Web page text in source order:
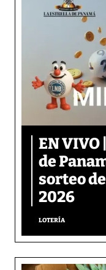
EN
de
sorteo
2026
LOTERÍA